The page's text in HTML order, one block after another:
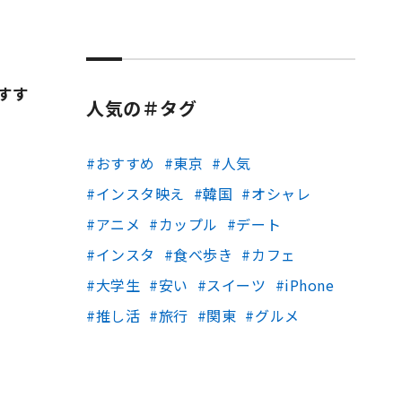
す
人気の＃タグ
おすすめ 東京
人気
インスタ映え
韓国
オシャレ
アニメ
カップル
デート
インスタ
食べ歩き
カフェ
大学生
安い スイーツ
iPhone
推し活
旅行 関東 グルメ